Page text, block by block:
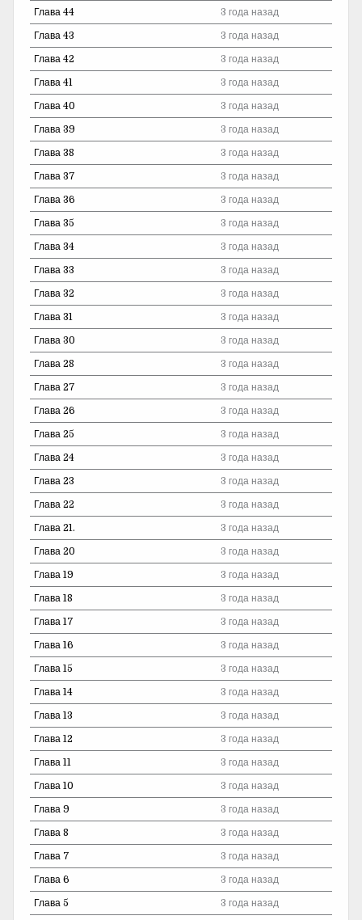
Глава 44 3 года назад
Глава 43 3 года назад
Глава 42 3 года назад
Глава 41 3 года назад
Глава 40 3 года назад
Глава 39 3 года назад
Глава 38 3 года назад
Глава 37 3 года назад
Глава 36 3 года назад
Глава 35 3 года назад
Глава 34 3 года назад
Глава 33 3 года назад
Глава 32 3 года назад
Глава 31 3 года назад
Глава 30 3 года назад
Глава 28 3 года назад
Глава 27 3 года назад
Глава 26 3 года назад
Глава 25 3 года назад
Глава 24 3 года назад
Глава 23 3 года назад
Глава 22 3 года назад
Глава 21. 3 года назад
Глава 20 3 года назад
Глава 19 3 года назад
Глава 18 3 года назад
Глава 17 3 года назад
Глава 16 3 года назад
Глава 15 3 года назад
Глава 14 3 года назад
Глава 13 3 года назад
Глава 12 3 года назад
Глава 11 3 года назад
Глава 10 3 года назад
Глава 9 3 года назад
Глава 8 3 года назад
Глава 7 3 года назад
Глава 6 3 года назад
Глава 5 3 года назад